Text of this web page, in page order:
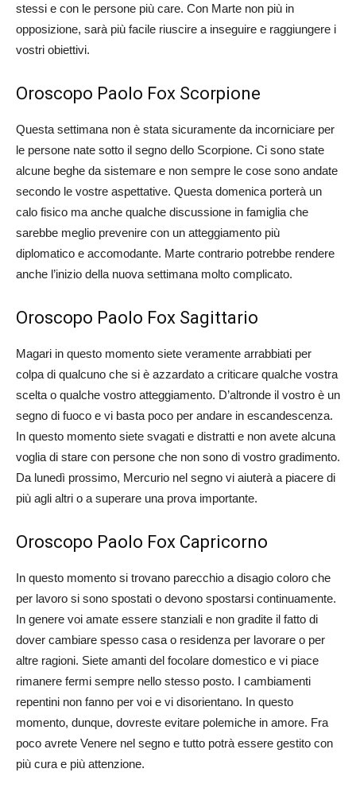
stessi e con le persone più care. Con Marte non più in
opposizione, sarà più facile riuscire a inseguire e raggiungere i
vostri obiettivi.
Oroscopo Paolo Fox Scorpione
Questa settimana non è stata sicuramente da incorniciare per
le persone nate sotto il segno dello Scorpione. Ci sono state
alcune beghe da sistemare e non sempre le cose sono andate
secondo le vostre aspettative. Questa domenica porterà un
calo fisico ma anche qualche discussione in famiglia che
sarebbe meglio prevenire con un atteggiamento più
diplomatico e accomodante. Marte contrario potrebbe rendere
anche l’inizio della nuova settimana molto complicato.
Oroscopo Paolo Fox Sagittario
Magari in questo momento siete veramente arrabbiati per
colpa di qualcuno che si è azzardato a criticare qualche vostra
scelta o qualche vostro atteggiamento. D’altronde il vostro è un
segno di fuoco e vi basta poco per andare in escandescenza.
In questo momento siete svagati e distratti e non avete alcuna
voglia di stare con persone che non sono di vostro gradimento.
Da lunedì prossimo, Mercurio nel segno vi aiuterà a piacere di
più agli altri o a superare una prova importante.
Oroscopo Paolo Fox Capricorno
In questo momento si trovano parecchio a disagio coloro che
per lavoro si sono spostati o devono spostarsi continuamente.
In genere voi amate essere stanziali e non gradite il fatto di
dover cambiare spesso casa o residenza per lavorare o per
altre ragioni. Siete amanti del focolare domestico e vi piace
rimanere fermi sempre nello stesso posto. I cambiamenti
repentini non fanno per voi e vi disorientano. In questo
momento, dunque, dovreste evitare polemiche in amore. Fra
poco avrete Venere nel segno e tutto potrà essere gestito con
più cura e più attenzione.